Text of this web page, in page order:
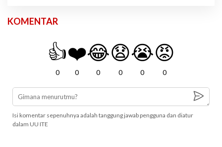
KOMENTAR
👍
0
❤️
0
😂
0
😧
0
😭
0
😡
0
Isi komentar sepenuhnya adalah tanggung jawab pengguna dan diatur
dalam UU ITE